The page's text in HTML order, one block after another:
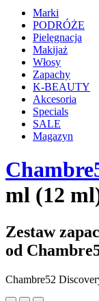
Marki
PODRÓŻE
Pielęgnacja
Makijaż
Włosy
Zapachy
K-BEAUTY
Akcesoria
Specials
SALE
Magazyn
ml (12
Zestaw
od
Chambre52